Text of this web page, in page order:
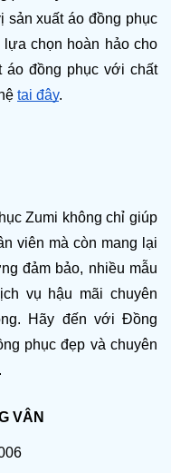
sản xuất áo đồng phục
chọn hoàn hảo cho
đồng phục với chất
tại đây.
Zumi không chỉ giúp
viên mà còn mang lại
đảm bảo, nhiều mẫu
vụ hậu mãi chuyên
Hãy đến với Đồng
phục đẹp và chuyên
VÂN